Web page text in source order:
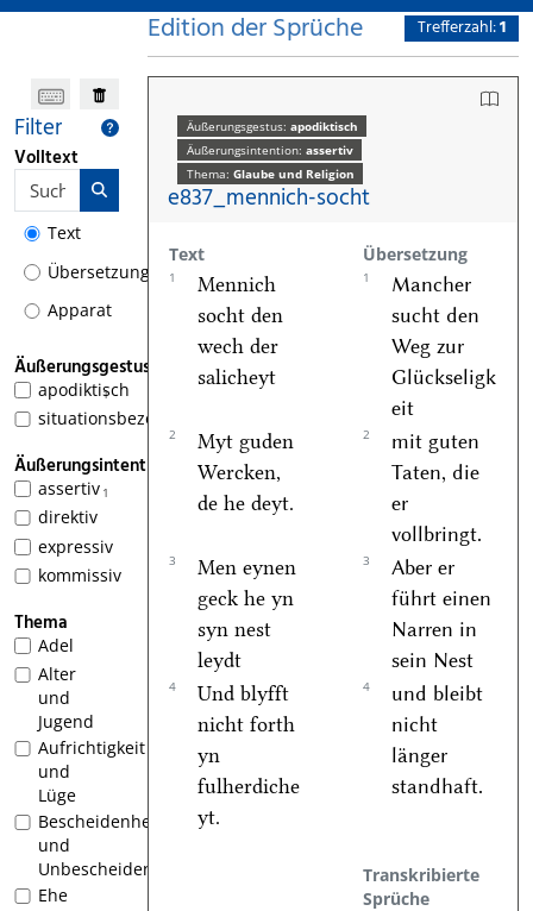
Filter
Volltext
Text
Übersetzung
Apparat
Äußerungsgestus
1
apodiktisch
situationsbezogen
Äußerungsintention
1
assertiv
direktiv
expressiv
kommissiv
Thema
Adel
Alter
und
Jugend
Aufrichtigkeit
und
Lüge
Bescheidenheit
und
Unbescheidenheit
Ehe
Edition der Sprüche Trefferzahl:1
Äußerungsgestus: apodiktisch
Äußerungsintention: assertiv
Thema: Glaube und Religion
e837_mennich-socht
Text Übersetzung
1
Mennich
socht den
wech der
salicheyt
1
Mancher
sucht den
Weg zur
Glückseligk
eit
2
Myt guden
Wercken,
de he deyt.
2
mit guten
Taten, die
er
vollbringt.
3
Men eynen
geck he yn
syn nest
leydt
3
Aber er
führt einen
Narren in
sein Nest
4
Und blyfft
nicht forth
yn
fulherdiche
yt.
4
und bleibt
nicht
länger
standhaft.
Transkribierte
Sprüche